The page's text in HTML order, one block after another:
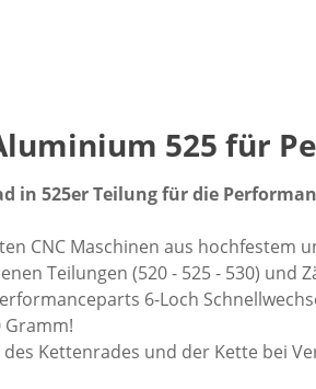
525 für
in 525er Teilung für die
CNC Maschinen aus hochfestem
Teilungen (520 - 525 - 530) und
6-Loch
Gramm!
Kettenrades und der Kette bei